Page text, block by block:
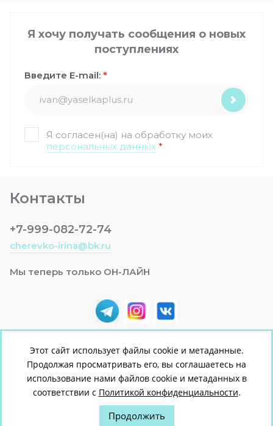
Контакты
+7-999-082-72-74
cherevko-irina@bk.ru
Мы теперь только ОН-ЛАЙН
Я хочу получать сообщения о новых
поступлениях
Я согласен(на) на обработку моих
персональных данных *
Введите E-mail: *
© [2022] [ЯСЕЛЬКА +]
Политика конфиденциальности
Этот сайт использует файлы cookie и метаданные.
Продолжая просматривать его, вы соглашаетесь на
использование нами файлов cookie и метаданных в
соответствии с Политикой конфиденциальности.
Продолжить